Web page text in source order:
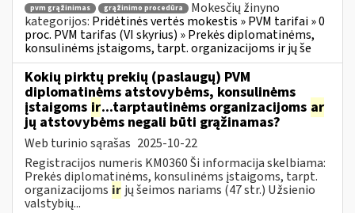
pvm grąžinimas
grąžinimo procedūra
Mokesčių žinyno
kategorijos: Pridėtinės vertės mokestis » PVM tarifai » 0
proc. PVM tarifas (VI skyrius) » Prekės diplomatinėms,
konsulinėms įstaigoms, tarpt. organizacijoms ir jų še
Kokių pirktų prekių (paslaugų) PVM
diplomatinėms atstovybėms, konsulinėms
įstaigoms ir...tarptautinėms organizacijoms ar
jų atstovybėms negali būti grąžinamas?
Web turinio sąrašas 2025-10-22
Registracijos numeris KM0360 Ši informacija skelbiama:
Prekės diplomatinėms, konsulinėms įstaigoms, tarpt.
organizacijoms ir jų šeimos nariams (47 str.) Užsienio
valstybių...